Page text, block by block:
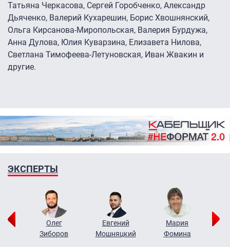
Татьяна Черкасова, Сергей Горобченко, Александр
Дьяченко, Валерий Кухарешин, Борис Хвошнянский,
Ольга Кирсанова-Миропольская, Валерия Бурдужа,
Анна Дулова, Юлия Куварзина, Елизавета Нилова,
Светлана Тимофеева-Летуновская, Иван Жвакин и
другие.
ЭКСПЕРТЫ
Олег
Зиборов
Евгений
Мошняцкий
Мария
Фомина